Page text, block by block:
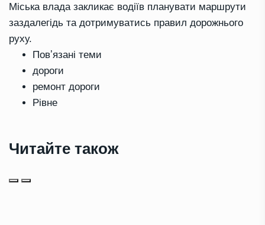
Міська влада закликає водіїв планувати маршрути
заздалегідь та дотримуватись правил дорожнього
руху.
Повʼязані теми
дороги
ремонт дороги
Рівне
Читайте також